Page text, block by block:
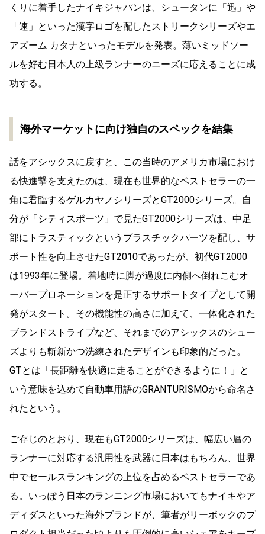
くりに着手したナイキジャパンは、シュータンに「迅」や
「速」といった漢字ロゴを配したストリークシリーズやエ
アズーム カタナといったモデルを発表。薄いミッドソー
ルを好む日本人の上級ランナーのニーズに応えることに成
功する。
海外マーケットに向け独自のスペックを結集
話をアシックスに戻すと、この当時のアメリカ市場におけ
る快進撃を支えたのは、現在も世界的なベストセラーの一
角に君臨するゲルカヤノシリーズとGT2000シリーズ。自
分が「シティスポーツ」で見たGT2000シリーズは、中足
部にトラスティックというプラスチックパーツを配し、サ
ポート性を向上させたGT2010であったが、初代GT2000
は1993年に登場。着地時に脚が過度に内側へ倒れこむオ
ーバープロネーションを是正するサポートタイプとして開
発がスタート。その機能性の高さに加えて、一体化された
ブランドストライプなど、それまでのアシックスのシュー
ズよりも斬新かつ洗練されたデザインも印象的だった。
GTとは「長距離を快適に走ることができるように！」と
いう意味を込めて自動車用語のGRANTURISMOから命名さ
れたという。
ご存じのとおり、現在もGT2000シリーズは、幅広い層の
ランナーに対応する汎用性を武器に日本はもちろん、世界
中でセールスランキングの上位を占めるベストセラーであ
る。いっぽう日本のランニング市場においてもナイキやア
ディダスといった海外ブランドが、筆者がリーボックのプ